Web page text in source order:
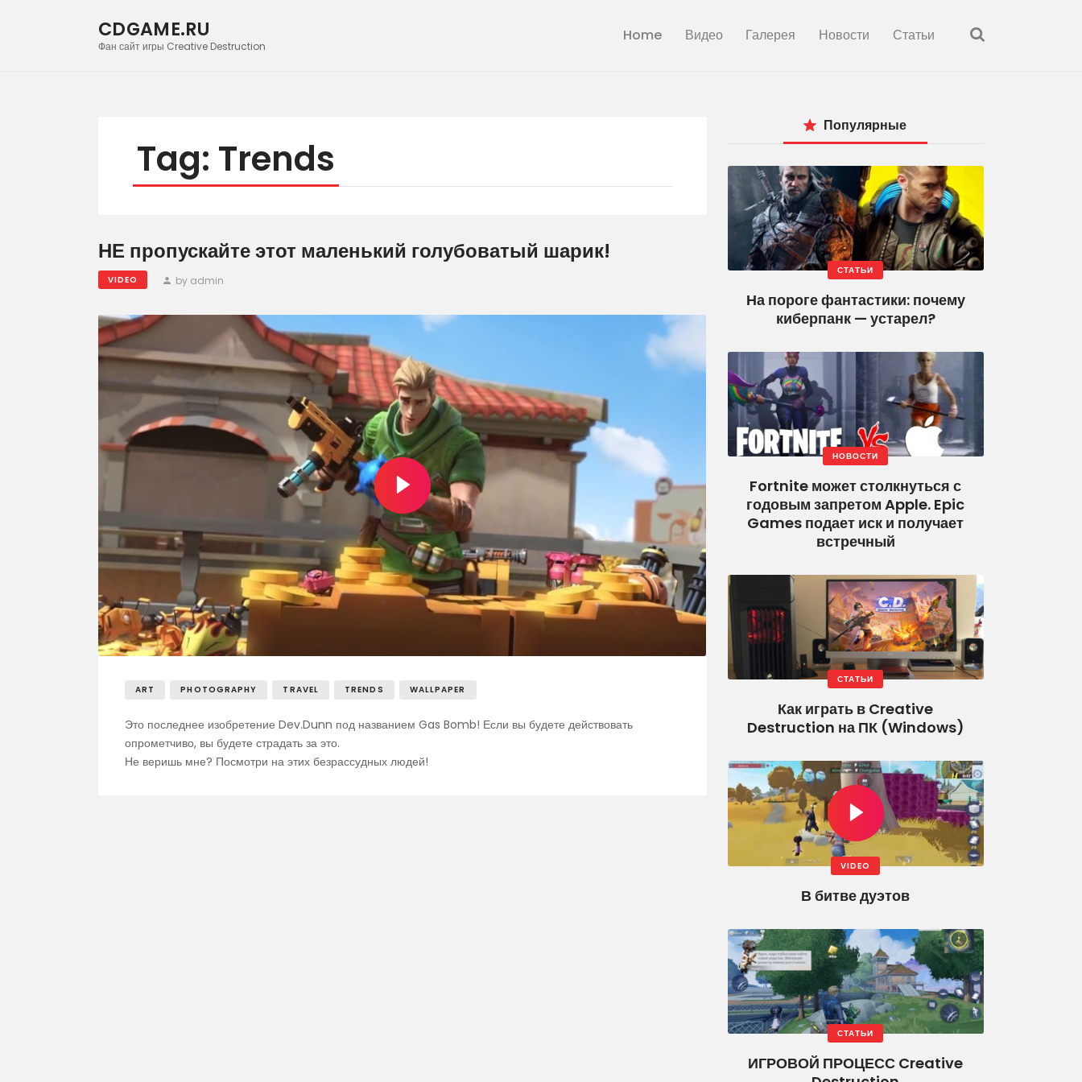
CDGAME.RU
Фан сайт игры Creative Destruction
Home Видео Галерея Новости Статьи
Tag: Trends
НЕ пропускайте этот маленький голубоватый шарик!
VIDEO by admin
ART PHOTOGRAPHY TRAVEL TRENDS WALLPAPER
Это последнее изобретение Dev.Dunn под названием Gas Bomb! Если вы будете действовать
опрометчиво, вы будете страдать за это.
Не веришь мне? Посмотри на этих безрассудных людей!
Популярные
СТАТЬИ
На пороге фантастики: почему
киберпанк — устарел?
НОВОСТИ
Fortnite может столкнуться с
годовым запретом Apple. Epic
Games подает иск и получает
встречный
СТАТЬИ
Как играть в Creative
Destruction на ПК (Windows)
VIDEO
В битве дуэтов
СТАТЬИ
ИГРОВОЙ ПРОЦЕСС Creative